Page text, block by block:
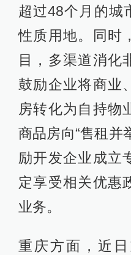
超过48个月的城
性质用地。同时
目，多渠道消化
鼓励企业将商业
房转化为自持物
商品房向“售租并
励开发企业成立
定享受相关优惠
业务。
重庆方面，近